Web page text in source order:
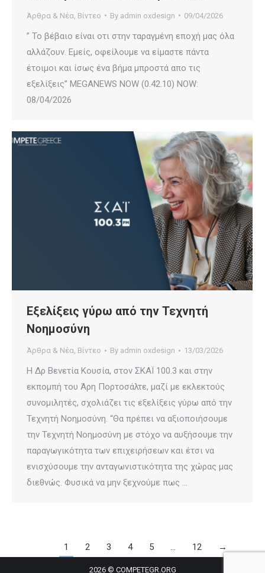
Άρθρα & Νέα Βίντεο By admin oxdesign 09/04/2026
” Το βέβαιο είναι οτι στην ταραγμένη εποχή μας όλα
αλλάζουν. Εμείς, οφείλουμε να είμαστε πάντα
έτοιμοι και ίσως ένα βήμα μπροστά απο τις
εξελίξεις” MEGANEWS NOW (0.42.10) NOW:
08/04/2026
Εξελίξεις γύρω από την Τεχνητή
Νοημοσύνη
Άρθρα & Νέα, Βίντεο By admin oxdesign 13/03/2026
Η Δρ Βενετία Κουσία, στον ΣΚΑΪ 100.3 και στην
εκπομπή του Άρη Πορτοσάλτε, μαζί με εκλεκτούς
συνομιλητές, σχολιάζει τις εξελίξεις γύρω από την
Τεχνητή Νοημοσύνη. “Θα πρέπει να αξιοποιήσουμε
την Τεχνητή Νοημοσύνη με στόχο να αυξήσουμε την
παραγωγικότητα των επιχειρήσεων και έτσι να
ενισχύσουμε την ανταγωνιστικότητα της χώρας μας
διεθνώς. Φυσικά να μην ξεχνούμε πως …
1 2 3 4 5 … 12 →
2026 © COMPETEGR.ORG